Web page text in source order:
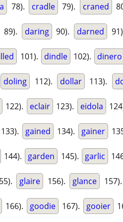
78). cradle 79). craned
89). daring 90). darned
101). dindle 102). dinero
doling 112). dollar 113).
122). eclair 123). eidola
133). gained 134). gainer
144). garden 145). garlic
glaire 156). glance 157).
166). goodie 167). gooier